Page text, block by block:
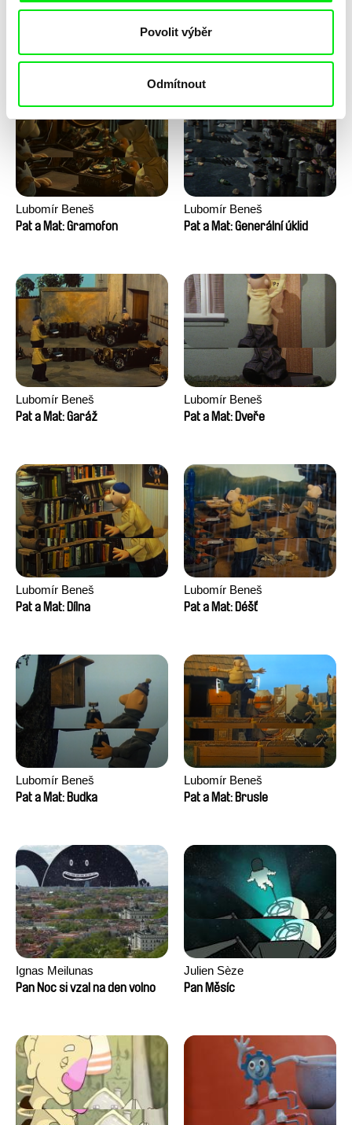
Povolit výběr
Odmítnout
Pat a Mat: Houpací křeslo
Pat a Mat: Gril
Lubomír Beneš
Pat a Mat: Gramofon
Lubomír Beneš
Pat a Mat: Generální úklid
Lubomír Beneš
Pat a Mat: Garáž
Lubomír Beneš
Pat a Mat: Dveře
Lubomír Beneš
Pat a Mat: Dílna
Lubomír Beneš
Pat a Mat: Déšť
Lubomír Beneš
Pat a Mat: Budka
Lubomír Beneš
Pat a Mat: Brusle
Ignas Meilunas
Pan Noc si vzal na den volno
Julien Sèze
Pan Měsíc